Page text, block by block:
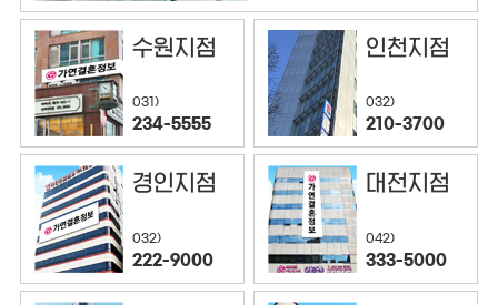
수원지점
031)
234-5555
인천지점
032)
210-3700
경인지점
032)
222-9000
대전지점
042)
333-5000